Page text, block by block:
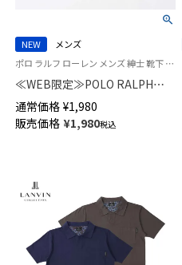
NEW
メンズ
ポロ ラルフ ローレン メンズ 紳士 靴下 カジュアル 26SS
≪WEB限定≫POLO RALPH
LAUREN PAISLEY クルー丈 ソ
ックス メンズ 92012544
通常価格 ¥1,980
販売価格 ¥1,980税込